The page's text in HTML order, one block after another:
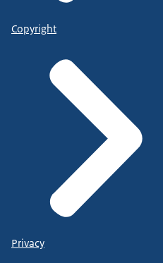
Copyright
Privacy